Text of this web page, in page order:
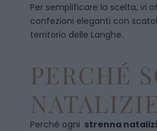
Per semplificare la scelta, vi
confezioni eleganti con
territorio delle Langhe.
PERCHÉ
Perché ogni strenna